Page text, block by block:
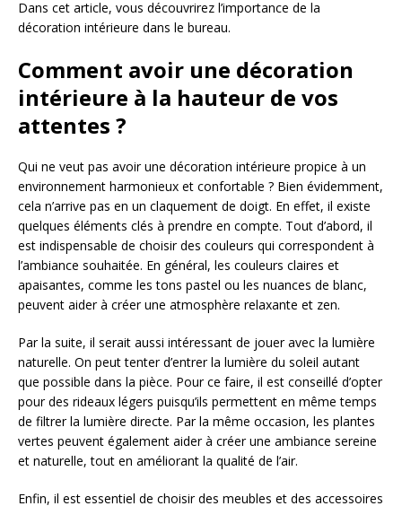
Dans cet article, vous découvrirez l’importance de la
décoration intérieure dans le bureau.
Comment avoir une décoration
intérieure à la hauteur de vos
attentes ?
Qui ne veut pas avoir une décoration intérieure propice à un
environnement harmonieux et confortable ? Bien évidemment,
cela n’arrive pas en un claquement de doigt. En effet, il existe
quelques éléments clés à prendre en compte. Tout d’abord, il
est indispensable de choisir des couleurs qui correspondent à
l’ambiance souhaitée. En général, les couleurs claires et
apaisantes, comme les tons pastel ou les nuances de blanc,
peuvent aider à créer une atmosphère relaxante et zen.
Par la suite, il serait aussi intéressant de jouer avec la lumière
naturelle. On peut tenter d’entrer la lumière du soleil autant
que possible dans la pièce. Pour ce faire, il est conseillé d’opter
pour des rideaux légers puisqu’ils permettent en même temps
de filtrer la lumière directe. Par la même occasion, les plantes
vertes peuvent également aider à créer une ambiance sereine
et naturelle, tout en améliorant la qualité de l’air.
Enfin, il est essentiel de choisir des meubles et des accessoires